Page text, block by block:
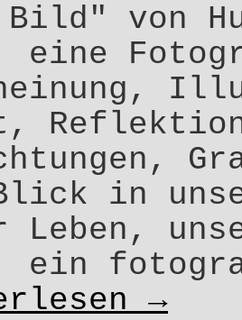
von
eine
in
Leben,
ein
→